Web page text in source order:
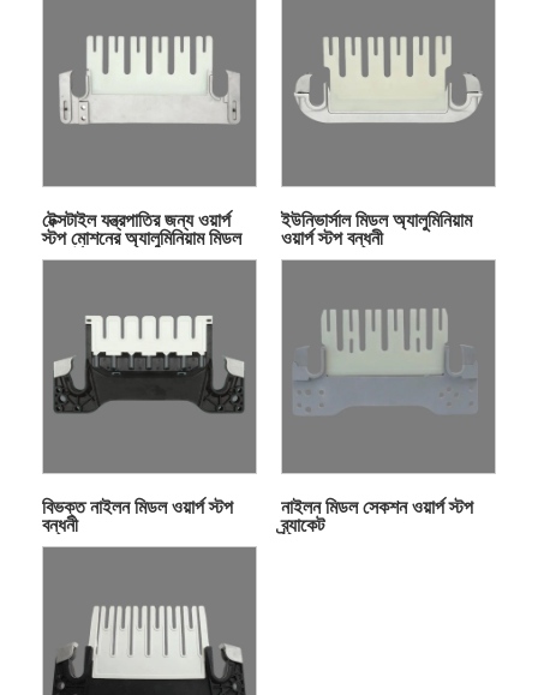
টেক্সটাইল যন্ত্রপাতির জন্য ওয়ার্প
স্টপ মোশনের অ্যালুমিনিয়াম মিডল
সাপোর্ট
ইউনিভার্সাল মিডল অ্যালুমিনিয়াম
ওয়ার্প স্টপ বন্ধনী
বিভক্ত নাইলন মিডল ওয়ার্প স্টপ
বন্ধনী
নাইলন মিডল সেকশন ওয়ার্প স্টপ
ব্র্যাকেট